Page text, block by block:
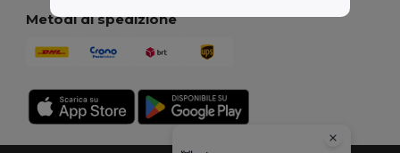
Metodi di spedizione